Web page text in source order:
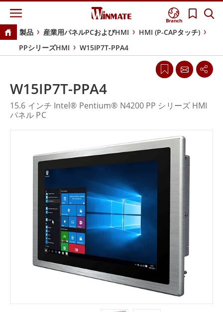
Branch
製品 産業用パネルPCおよびHMI
HMI (P-CAPタッチ)
PPシリーズHMI
W15IP7T-PPA4
W15IP7T-PPA4
15.6 インチ Intel® Pentium® N4200 PP シリーズ HMI
パネル PC